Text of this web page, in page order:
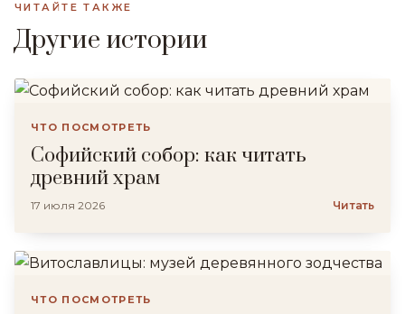
ЧИТАЙТЕ ТАКЖЕ
Другие истории
ЧТО ПОСМОТРЕТЬ
Софийский собор: как читать
древний храм
17 июля 2026 Читать
ЧТО ПОСМОТРЕТЬ